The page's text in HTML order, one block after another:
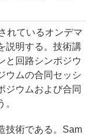
れているオンデマ
説明する。技術講
と回路シンポジウ
ウムの合同セッシ
ジウムおよび合同
技術である。Sam